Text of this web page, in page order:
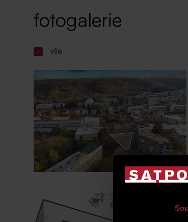
fotogalerie
vše